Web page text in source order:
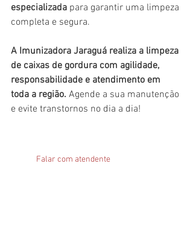
especializada para garantir uma limpeza
completa e segura.
A Imunizadora Jaraguá realiza a limpeza
de caixas de gordura com agilidade,
responsabilidade e atendimento em
toda a região. Agende a sua manutenção
e evite transtornos no dia a dia!
Falar com atendente